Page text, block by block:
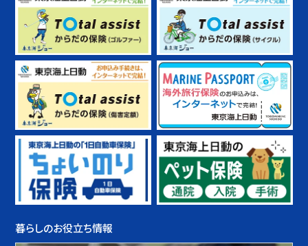
暮らしのお役立ち情報